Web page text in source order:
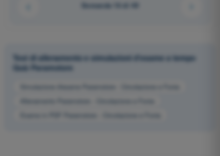
Domanda 16 di 49
Test di allenamento e simulazioni d'esame a tempo
Quiz Paramotore
Simulazione d'esame Paramotore - Circolazione e Fonia